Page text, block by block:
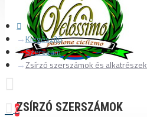
0
Kiegészítő
Szerszám
Zsírzó szerszámok és alkatrészek
ZSÍRZÓ SZERSZÁMOK